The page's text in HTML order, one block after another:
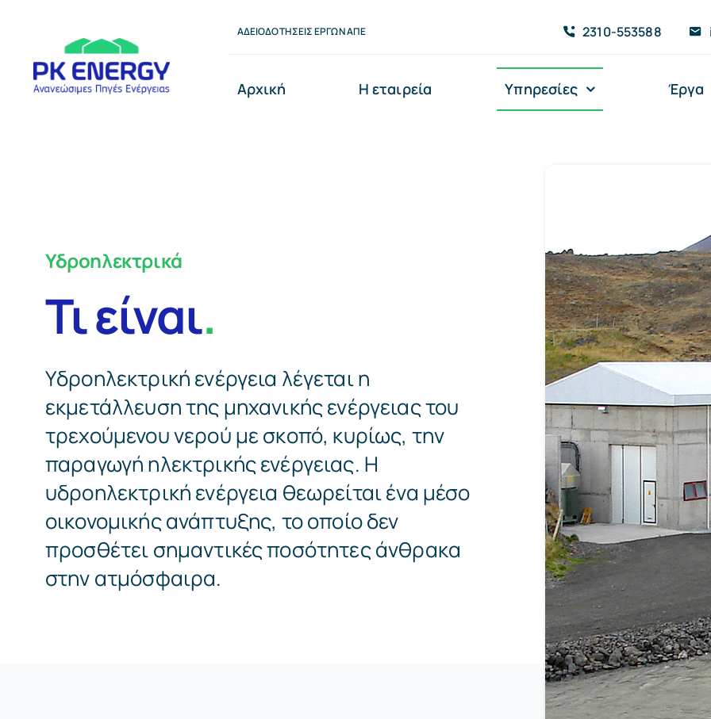
περιεχόμενο
ΑΔΕΙΟΔΟΤΉΣΕΙΣ ΈΡΓΩΝ ΑΠΕ 2310-553588
Αρχική Η εταιρεία Υπηρεσίες Έργα
Υδροηλεκτρικά
Τι είναι.
Yδροηλεκτρική ενέργεια λέγεται η
εκμετάλλευση της μηχανικής ενέργειας του
τρεχούμενου νερού με σκοπό, κυρίως, την
παραγωγή ηλεκτρικής ενέργειας. Η
υδροηλεκτρική ενέργεια θεωρείται ένα μέσο
οικονομικής ανάπτυξης, το οποίο δεν
προσθέτει σημαντικές ποσότητες άνθρακα
στην ατμόσφαιρα.